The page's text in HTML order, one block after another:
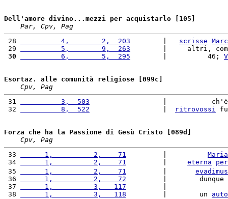
Dell'amore divino...mezzi per acquistarlo [105]
Par, Cpv, Pag
28
          4,        2,  203
scrisse
29
          5,        9,  263
|     altri,
30
          6,        5,  295
        |          46;
Esortaz. alle comunità religiose [099c]
Cpv, Pag
31
          3,  503
|
32
          8,  522
ritrovossi
Forza che ha la Passione di Gesù Cristo [089d]
Cpv, Pag
33
      1,          2,    71
Maria
34
      1,          2,    71
eterna
35
      1,          2,    71
evadimus
36
      1,          2,    72
|        dunque
37
      1,          3,   117
38
      1,          3,   118
         |        un